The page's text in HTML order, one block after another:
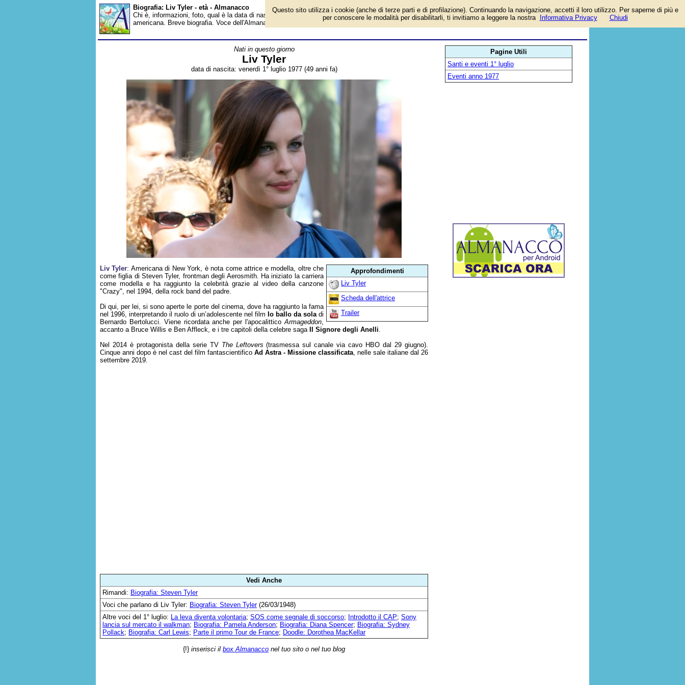
Biografia: Liv Tyler - età - Almanacco
Chi è, informazioni, foto, qual è la data di nascita, età, dove è nato, cosa ha fatto Liv Tyler, attrice e modella
americana. Breve biografia. Voce dell'Almanacco.
Nati in questo giorno
Liv Tyler
data di nascita: venerdì 1° luglio 1977 (49 anni fa)
Approfondimenti
Liv Tyler
Scheda dell'attrice
Trailer
Liv Tyler: Americana di New York, è nota come attrice e modella, oltre che
come figlia di Steven Tyler, frontman degli Aerosmith. Ha iniziato la carriera
come modella e ha raggiunto la celebrità grazie al video della canzone
"Crazy", nel 1994, della rock band del padre.
Di qui, per lei, si sono aperte le porte del cinema, dove ha raggiunto la fama
nel 1996, interpretando il ruolo di un’adolescente nel film Io ballo da soladi
Bernardo Bertolucci. Viene ricordata anche per l'apocalitticoArmageddon,
accanto a Bruce Willis e Ben Affleck, e i tre capitoli della celebre saga
Il Signore degli Anelli.
Nel 2014 è protagonista della serie TV The Leftovers (trasmessa sul canale via cavo HBO dal 29 giugno).
Cinque anni dopo è nel cast del film fantascientifico Ad Astra - Missione classificata, nelle sale italiane dal 26
settembre 2019.
Vedi Anche
Rimandi: Biografia: Steven Tyler
Voci che parlano di Liv Tyler: Biografia: Steven Tyler(26/03/1948)
Altre voci del 1° luglio: La leva diventa volontaria; SOS come segnale di soccorso; Introdotto il CAP; Sony
lancia sul mercato il walkman; Biografia: Pamela Anderson; Biografia: Diana Spencer; Biografia: Sydney
Pollack; Biografia: Carl Lewis; Parte il primo Tour de France; Doodle: Dorothea MacKellar
{!} inserisci il box Almanacco nel tuo sito o nel tuo blog
Pagine Utili
Santi e eventi 1° luglio
Eventi anno 1977
Questo sito utilizza i cookie (anche di terze parti e di profilazione). Continuando la navigazione, accetti il loro utilizzo. Per saperne di più e
per conoscere le modalità per disabilitarli, ti invitiamo a leggere la nostra
Informativa Privacy Chiudi